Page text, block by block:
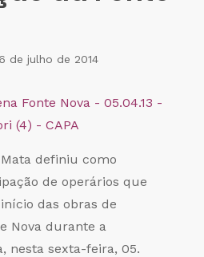
de julho de 2014
definiu como
de operários que
das obras de
Nova durante a
nesta sexta-feira, 05.